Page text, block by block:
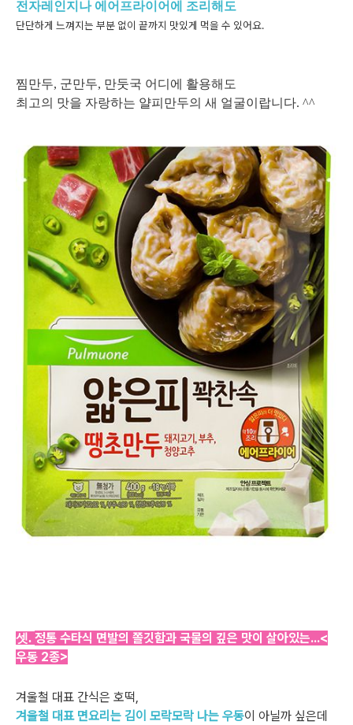
전자레인지나 에어프라이어에 조리해도
단단하게 느껴지는 부분 없이 끝까지 맛있게 먹을 수 있어요.
찜만두, 군만두, 만둣국 어디에 활용해도
최고의 맛을 자랑하는 얄피만두의 새 얼굴이랍니다. ^^
셋. 정통 수타식 면발의 쫄깃함과 국물의 깊은 맛이 살아있는...<
우동 2종>
겨울철 대표 간식은 호떡,
겨울철 대표 면요리는 김이 모락모락 나는 우동이 아닐까 싶은데